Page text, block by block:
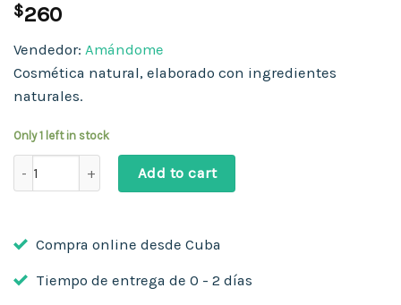
$260
Vendedor: Amándome
Cosmética natural, elaborado con ingredientes
naturales.
Only 1 left in stock
Aceite Neem Amándome quantity
Add to cart
Compra online desde Cuba
Tiempo de entrega de 0 - 2 días